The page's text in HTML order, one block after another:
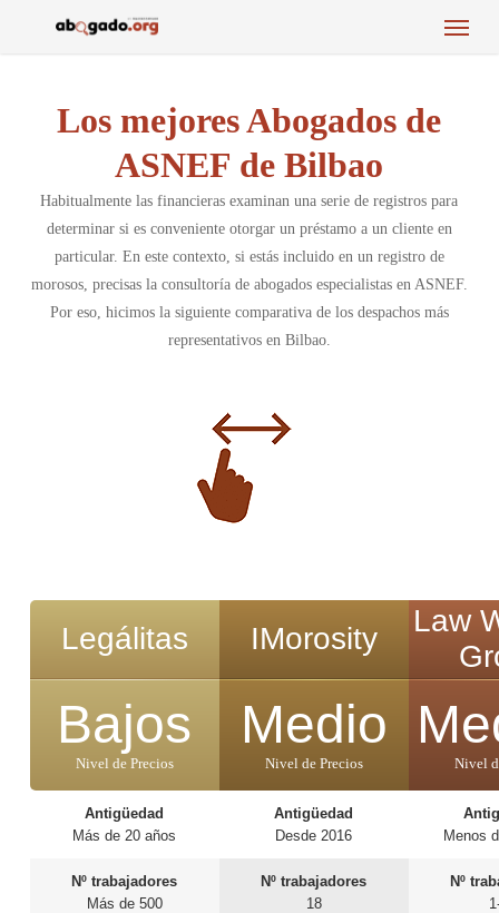
Menu
Los mejores Abogados de
ASNEF de Bilbao
Habitualmente las financieras examinan una serie de registros para
determinar si es conveniente otorgar un préstamo a un cliente en
particular. En este contexto, si estás incluido en un registro de
morosos, precisas la consultoría de abogados especialistas en ASNEF.
Por eso, hicimos la siguiente comparativa de los despachos más
representativos en Bilbao.
Legálitas
Bajos
Nivel de Precios
Antigüedad
Más de 20 años
Nº trabajadores
Más de 500
IMorosity
Medio
Nivel de Precios
Antigüedad
Desde 2016
Nº trabajadores
18
Law
Nivel
Menos
Nº